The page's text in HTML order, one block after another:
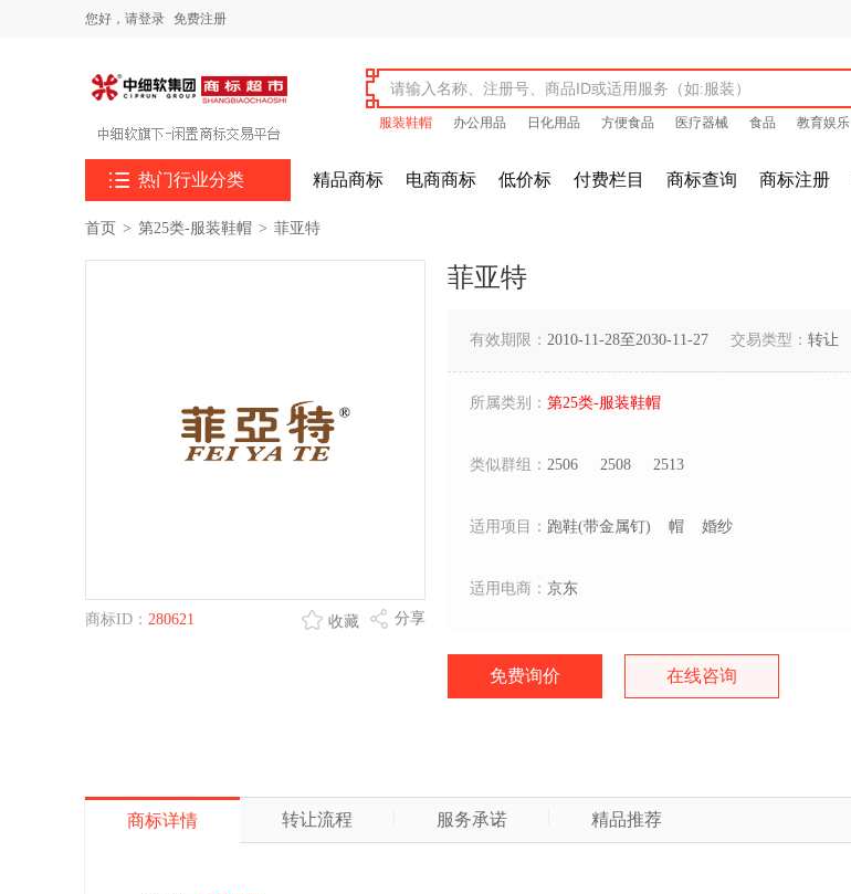
您好， 请登录 免费注册
服装鞋帽 办公用品 日化用品 方便食品 医疗器械 食品 教育娱乐
 热门行业分类 精品商标 电商商标 低价标 付费栏目 商标查询 商标注册
首页 > 第25类-服装鞋帽 > 菲亚特
商标ID： 280621 分享
收藏
菲亚特
有效期限： 2010-11-28至2030-11-27 交易类型： 转让
所属类别： 第25类-服装鞋帽
类似群组： 2506 2508 2513
适用项目： 跑鞋(带金属钉) 帽 婚纱
适用电商： 京东
免费询价 在线咨询
商标详情 转让流程 服务承诺 精品推荐